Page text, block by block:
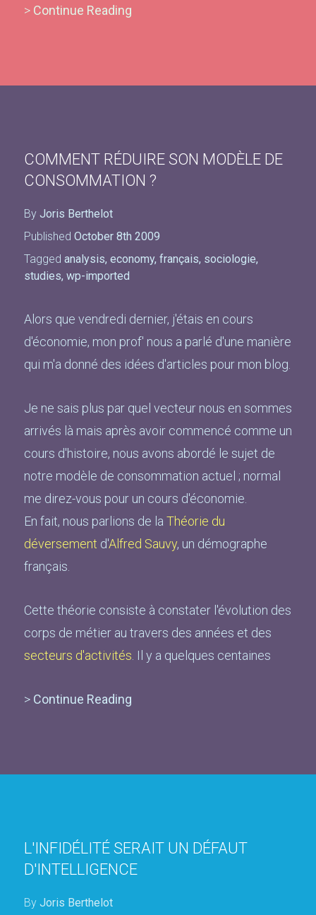
> Continue Reading
COMMENT RÉDUIRE SON MODÈLE DE
CONSOMMATION ?
By Joris Berthelot
Published October 8th 2009
Tagged analysis, economy, français, sociologie,
studies, wp-imported
Alors que vendredi dernier, j'étais en cours
d'économie, mon prof' nous a parlé d'une manière
qui m'a donné des idées d'articles pour mon blog.
Je ne sais plus par quel vecteur nous en sommes
arrivés là mais après avoir commencé comme un
cours d'histoire, nous avons abordé le sujet de
notre modèle de consommation actuel ; normal
me direz-vous pour un cours d'économie.
En fait, nous parlions de la Théorie du
déversement d'Alfred Sauvy, un démographe
français.
Cette théorie consiste à constater l'évolution des
corps de métier au travers des années et des
secteurs d'activités . Il y a quelques centaines
> Continue Reading
L'INFIDÉLITÉ SERAIT UN DÉFAUT
D'INTELLIGENCE
By Joris Berthelot